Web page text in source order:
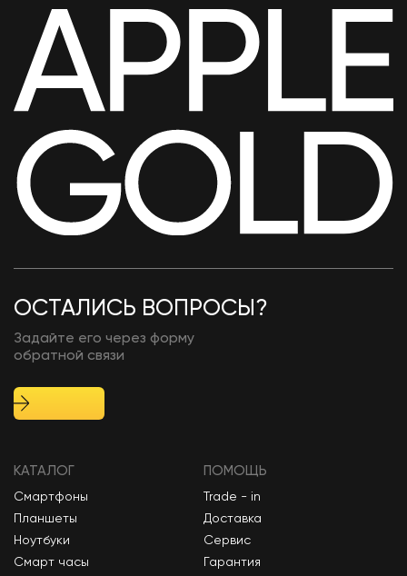
ОСТАЛИСЬ ВОПРОСЫ?
Задайте его через форму
обратной связи
КАТАЛОГ
Смартфоны
Планшеты
Ноутбуки
Смарт часы
ПОМОЩЬ
Trade - in
Доставка
Сервис
Гарантия